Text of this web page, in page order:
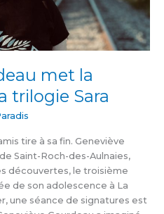
met la
trilogie Sara
tire à sa fin. Geneviève
Saint-Roch-des-Aulnaies,
découvertes, le troisième
de son adolescence à La
une séance de signatures est